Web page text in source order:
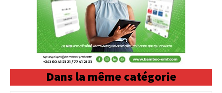
Dans la même catégorie